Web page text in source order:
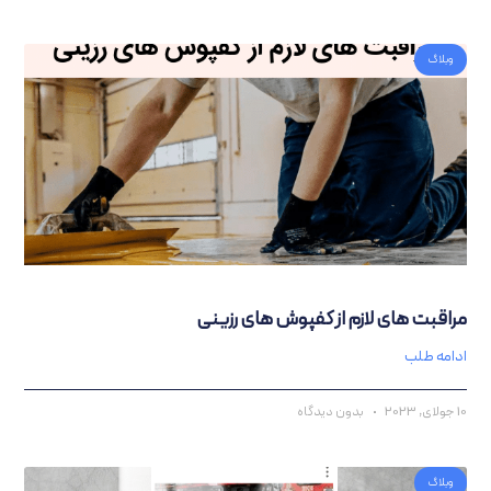
های لازم از کفپوش‌ های رزینی
طلب
بدون دیدگاه